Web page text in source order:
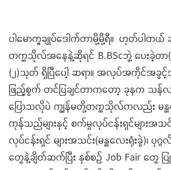
ပါမောက္ခချုပ်ဒေါက်တာမို့မို့ရီ။ ဟုတ်ပါတယ်
တက္ကသိုလ်အနေနဲ့ဆိုရင် B.BScဘွဲ့ ပေးခဲ့တ
(၂)သုတ် ရှိပြီပေါ့ ဆရာ။ အလုပ်အကိုင်အခွ
ဖြည့်စွက် တင်ပြချင်တာကတော့ ခုနက သန်လျင်
ပြောသလိုပဲ ကျွန်မတို့တက္ကသိုလ်ကလည်း မန္တ
ကုန်သည်များနှင့် စက်မှုလုပ်ငန်းရှင်များအသ
လုပ်ငန်းရှင် များအသင်း(မန္တလေးရုံးခွဲ)၊ ပု
တွေနဲ့ချိတ်ဆက်ပြီး နှစ်စဉ် Job Fair တွေ